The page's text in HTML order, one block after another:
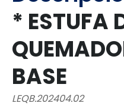
* ESTUFA
BASE
LEQB.202404.02